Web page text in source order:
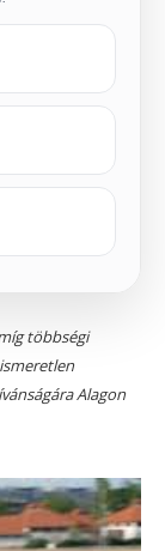
többségi
Alagon